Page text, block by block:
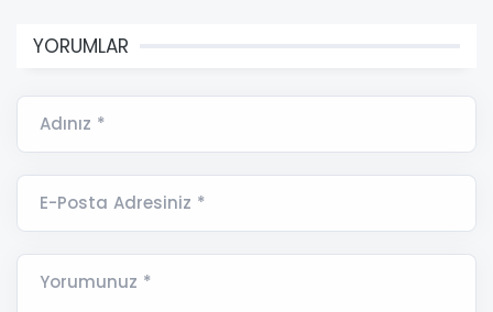
YORUMLAR
Adınız *
E-Posta Adresiniz *
Yorumunuz *